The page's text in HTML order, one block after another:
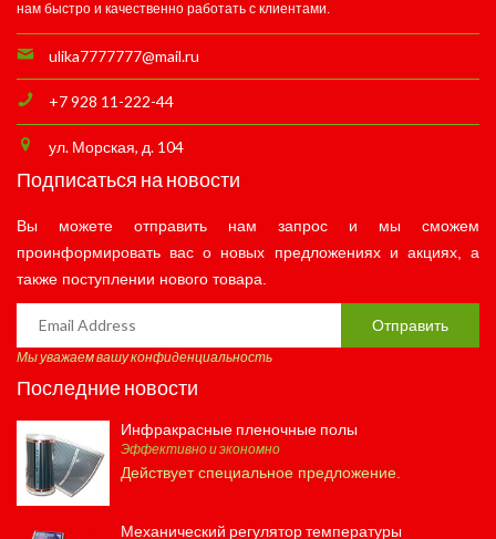
нам быстро и качественно работать с клиентами.
ulika7777777@mail.ru
+7 928 11-222-44
ул. Морская, д. 104
Подписаться на новости
Вы можете отправить нам запрос и мы сможем
проинформировать вас о новых предложениях и акциях, а
также поступлении нового товара.
Отправить
Мы уважаем вашу конфиденциальность
Последние новости
Инфракрасные пленочные полы
Эффективно и экономно
Действует специальное предложение.
Механический регулятор температуры